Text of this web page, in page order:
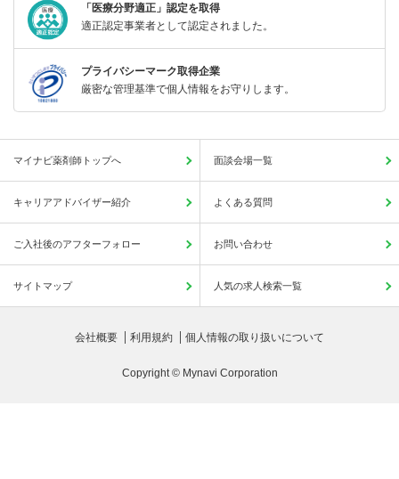
「医療分野適正」認定を取得
適正認定事業者として認定されました。
プライバシーマーク取得企業
厳密な管理基準で個人情報をお守りします。
マイナビ薬剤師トップへ 面談会場一覧
キャリアアドバイザー紹介 よくある質問
ご入社後のアフターフォロー お問い合わせ
サイトマップ 人気の求人検索一覧
会社概要 利用規約 個人情報の取り扱いについて
Copyright © Mynavi Corporation